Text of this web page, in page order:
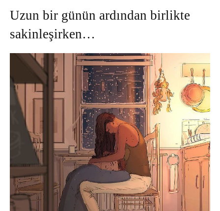
Uzun bir günün ardından birlikte
sakinleşirken…